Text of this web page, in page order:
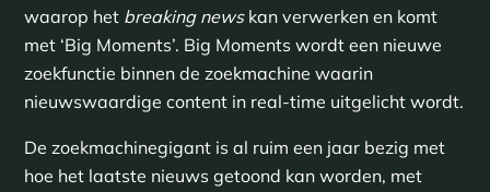
waarop het breaking newskan verwerken en komt
met ‘Big Moments’. Big Moments wordt een nieuwe
zoekfunctie binnen de zoekmachine waarin
nieuwswaardige content in real-time uitgelicht wordt.
De zoekmachinegigant is al ruim een jaar bezig met
hoe het laatste nieuws getoond kan worden, met